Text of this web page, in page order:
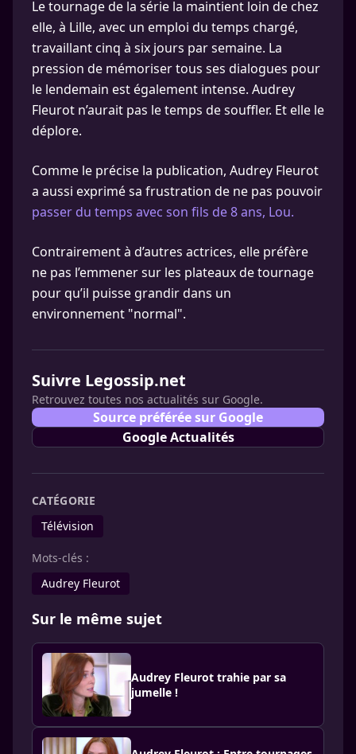
Le tournage de la série la maintient loin de chez
elle, à Lille, avec un emploi du temps chargé,
travaillant cinq à six jours par semaine. La
pression de mémoriser tous ses dialogues pour
le lendemain est également intense. Audrey
Fleurot n’aurait pas le temps de souffler. Et elle le
déplore.
Comme le précise la publication, Audrey Fleurot
a aussi exprimé sa frustration de ne pas pouvoir
passer du temps avec son fils de 8 ans, Lou.
Contrairement à d’autres actrices, elle préfère
ne pas l’emmener sur les plateaux de tournage
pour qu’il puisse grandir dans un
environnement "normal".
Suivre Legossip.net
Retrouvez toutes nos actualités sur Google.
Source préférée sur Google
Google Actualités
CATÉGORIE
Télévision
Mots-clés :
Audrey Fleurot
Sur le même sujet
Audrey Fleurot trahie par sa
jumelle !